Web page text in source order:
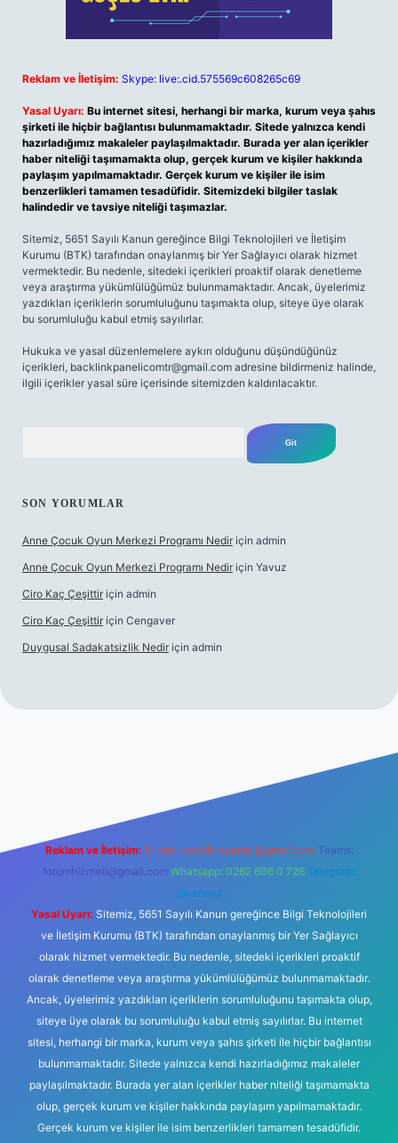
Reklam ve İletişim: Skype: live:.cid.575569c608265c69
Yasal Uyarı: Bu internet sitesi, herhangi bir marka, kurum veya şahıs
şirketi ile hiçbir bağlantısı bulunmamaktadır. Sitede yalnızca kendi
hazırladığımız makaleler paylaşılmaktadır. Burada yer alan içerikler
haber niteliği taşımamakta olup, gerçek kurum ve kişiler hakkında
paylaşım yapılmamaktadır. Gerçek kurum ve kişiler ile isim
benzerlikleri tamamen tesadüfidir. Sitemizdeki bilgiler taslak
halindedir ve tavsiye niteliği taşımazlar.
Sitemiz, 5651 Sayılı Kanun gereğince Bilgi Teknolojileri ve İletişim
Kurumu (BTK) tarafından onaylanmış bir Yer Sağlayıcı olarak hizmet
vermektedir. Bu nedenle, sitedeki içerikleri proaktif olarak denetleme
veya araştırma yükümlülüğümüz bulunmamaktadır. Ancak, üyelerimiz
yazdıkları içeriklerin sorumluluğunu taşımakta olup, siteye üye olarak
bu sorumluluğu kabul etmiş sayılırlar.
Hukuka ve yasal düzenlemelere aykırı olduğunu düşündüğünüz
içerikleri, backlinkpanelicomtr@gmail.com adresine bildirmeniz halinde,
ilgili içerikler yasal süre içerisinde sitemizden kaldırılacaktır.
SON YORUMLAR
Anne Çocuk Oyun Merkezi Programı Nedir için admin
Anne Çocuk Oyun Merkezi Programı Nedir için Yavuz
Ciro Kaç Çeşittir için admin
Ciro Kaç Çeşittir için Cengaver
Duygusal Sadakatsizlik Nedir için admin
Reklam ve İletişim: E-mail: backlinkpaneli@gmail.com Teams:
forumhizmeti@gmail.com Whatsapp: 0262 606 0 726 Telegram:
@karabul
Yasal Uyarı: Sitemiz, 5651 Sayılı Kanun gereğince Bilgi Teknolojileri
ve İletişim Kurumu (BTK) tarafından onaylanmış bir Yer Sağlayıcı
olarak hizmet vermektedir. Bu nedenle, sitedeki içerikleri proaktif
olarak denetleme veya araştırma yükümlülüğümüz bulunmamaktadır.
Ancak, üyelerimiz yazdıkları içeriklerin sorumluluğunu taşımakta olup,
siteye üye olarak bu sorumluluğu kabul etmiş sayılırlar. Bu internet
sitesi, herhangi bir marka, kurum veya şahıs şirketi ile hiçbir bağlantısı
bulunmamaktadır. Sitede yalnızca kendi hazırladığımız makaleler
paylaşılmaktadır. Burada yer alan içerikler haber niteliği taşımamakta
olup, gerçek kurum ve kişiler hakkında paylaşım yapılmamaktadır.
Gerçek kurum ve kişiler ile isim benzerlikleri tamamen tesadüfidir.